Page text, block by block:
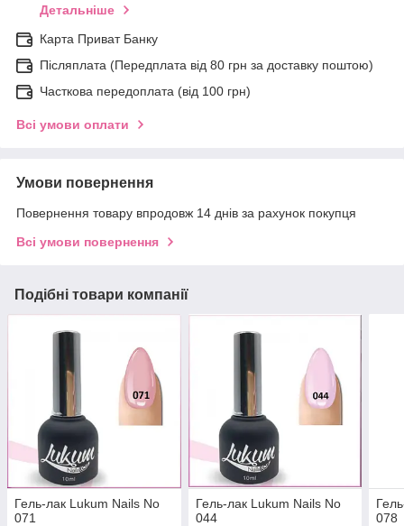
Детальніше
Карта Приват Банку
Післяплата (Передплата від 80 грн за доставку поштою)
Часткова передоплата (від 100 грн)
Всі умови оплати
Умови повернення
Повернення товару впродовж 14 днів за рахунок покупця
Всі умови повернення
Подібні товари компанії
Гель-лак Lukum Nails No
071
Гель-лак Lukum Nails No
044
078